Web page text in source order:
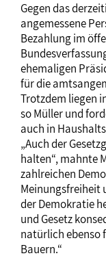
Gegen das
angemessene
Bezahlung im
ehemaligen
für die
Trotzdem liegen
so Müller und
auch in
„Auch der
halten“, mahnte
zahlreichen
Meinungsfreiheit
der Demokratie
und Gesetz
natürlich ebenso
Bauern.“